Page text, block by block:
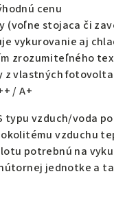
cenu
(voľne stojaca či
vykurovanie aj
zrozumiteľného
vlastných
/ A+
vzduch/voda
vzduchu
potrebnú na
jednotke a